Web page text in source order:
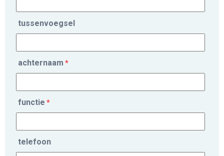
tussenvoegsel
achternaam *
functie *
telefoon